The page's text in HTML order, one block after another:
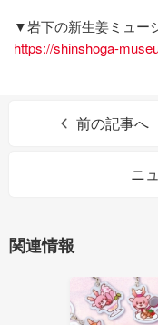
▼岩下の新生姜ミュー
https://shinshoga-
前の記事へ
ニ
関連情報